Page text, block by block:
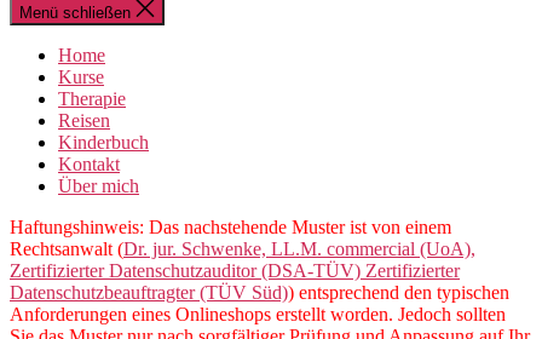
Menü schließen
Home
Kurse
Therapie
Reisen
Kinderbuch
Kontakt
Über mich
Haftungshinweis: Das nachstehende Muster ist von einem
Rechtsanwalt (Dr. jur. Schwenke, LL.M. commercial (UoA),
Zertifizierter Datenschutzauditor (DSA-TÜV) Zertifizierter
Datenschutzbeauftragter (TÜV Süd)) entsprechend den typischen
Anforderungen eines Onlineshops erstellt worden. Jedoch sollten